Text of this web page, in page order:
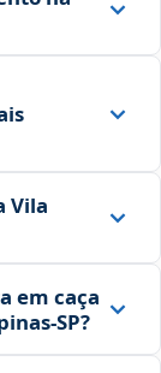
Vila
em caça